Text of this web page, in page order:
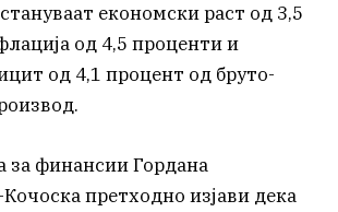
економски раст од 3,5
од 4,5 проценти и
од 4,1 процент од бруто-
за финансии Гордана
претходно изјави дека